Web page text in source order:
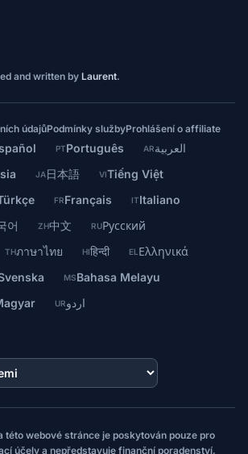
and written by Laurent.
údajůPodmínky službyProhlášení o affiliate
PTPortuguês ARالعربية
JA日本語 VITiếng Việt
FRFrançais ITItaliano
어 ZH中文 RUРусский
THภาษาไทย HIहिन्दी EL Ελληνικά
MSBahasa Melayu
URاردو
této webové stránce je poskytován pouze pro
účely a nepředstavuje finanční poradenství,